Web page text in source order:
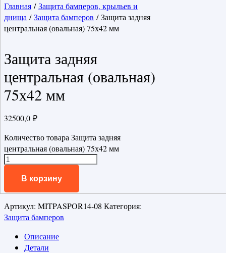
Главная /Защита бамперов, крыльев и
днища /Защита бамперов / Защита задняя
центральная (овальная) 75х42 мм
Защита задняя
центральная (овальная)
75х42 мм
32500,0 ₽
Количество товара Защита задняя
центральная (овальная) 75х42 мм
В корзину
Артикул: MITPASPOR14-08 Категория:
Защита бамперов
Описание
Детали